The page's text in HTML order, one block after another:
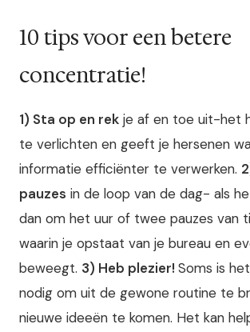
10 tips voor een betere
concentratie!
1) Sta op en rek je af en toe uit-het
te verlichten en geeft je hersenen
informatie efficiënter te verwerken.
pauzes in de loop van de dag- als
dan om het uur of twee pauzes van
waarin je opstaat van je bureau en
beweegt. 3) Heb plezier! Soms is
nodig om uit de gewone routine te
nieuwe ideeën te komen. Het kan